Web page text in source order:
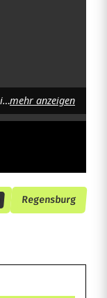
Die Angehörigen des getöteten Josef Z. sitzen dem Unfallfahrer schräg gegenüber. Foto: Christine Ascherlmehr anzeigen
Regensburg